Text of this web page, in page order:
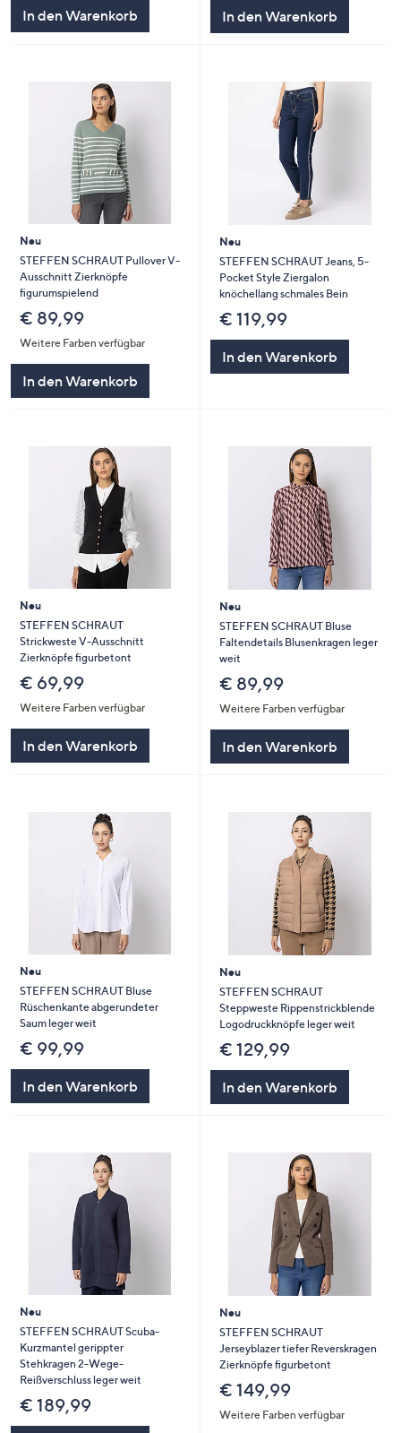
In den Warenkorb In den Warenkorb
Neu
STEFFEN SCHRAUT Pullover V-
Ausschnitt Zierknöpfe
figurumspielend
€ 89,99
Weitere Farben verfügbar
In den Warenkorb
Neu
STEFFEN SCHRAUT Jeans, 5-
Pocket Style Ziergalon
knöchellang schmales Bein
€ 119,99
In den Warenkorb
Neu
STEFFEN SCHRAUT
Strickweste V-Ausschnitt
Zierknöpfe figurbetont
€ 69,99
Weitere Farben verfügbar
In den Warenkorb
Neu
STEFFEN SCHRAUT Bluse
Faltendetails Blusenkragen leger
weit
€ 89,99
Weitere Farben verfügbar
In den Warenkorb
Neu
STEFFEN SCHRAUT Bluse
Rüschenkante abgerundeter
Saum leger weit
€ 99,99
In den Warenkorb
Neu
STEFFEN SCHRAUT
Steppweste Rippenstrickblende
Logodruckknöpfe leger weit
€ 129,99
In den Warenkorb
Neu
STEFFEN SCHRAUT Scuba-
Kurzmantel gerippter
Stehkragen 2-Wege-
Reißverschluss leger weit
€ 189,99
Neu
STEFFEN SCHRAUT
Jerseyblazer tiefer Reverskragen
Zierknöpfe figurbetont
€ 149,99
Weitere Farben verfügbar